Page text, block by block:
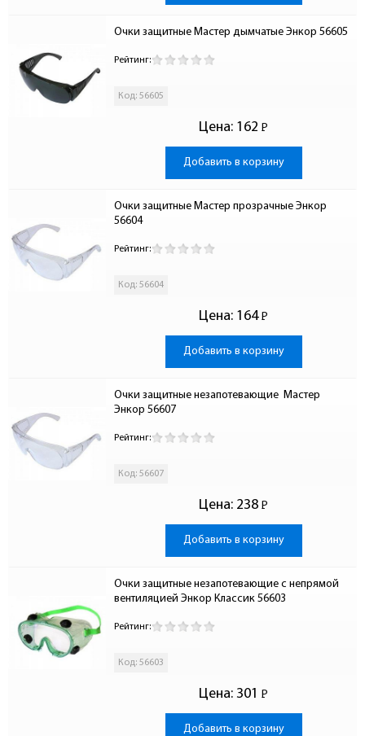
Очки защитные Мастер дымчатые Энкор 56605
Рейтинг:
Код: 56605
Цена: 162 Р
-
Добавить в корзину
Очки защитные Мастер прозрачные Энкор
56604
Рейтинг:
Код: 56604
Цена: 164 Р
-
Добавить в корзину
Очки защитные незапотевающие  Мастер
Энкор 56607
Рейтинг:
Код: 56607
Цена: 238 Р
-
Добавить в корзину
Очки защитные незапотевающие с непрямой
вентиляцией Энкор Классик 56603
Рейтинг:
Код: 56603
Цена: 301 Р
-
Добавить в корзину